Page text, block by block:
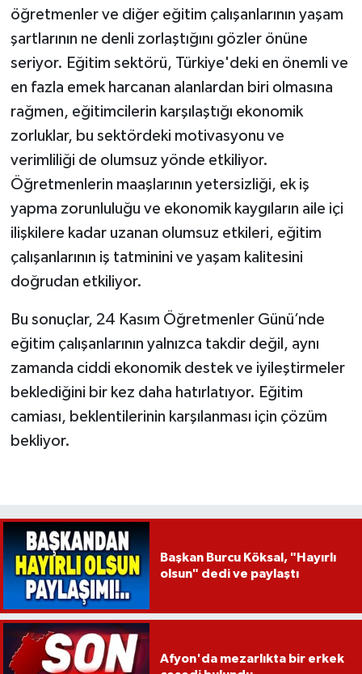
öğretmenler ve diğer eğitim çalışanlarının yaşam
şartlarının ne denli zorlaştığını gözler önüne
seriyor. Eğitim sektörü, Türkiye'deki en önemli ve
en fazla emek harcanan alanlardan biri olmasına
rağmen, eğitimcilerin karşılaştığı ekonomik
zorluklar, bu sektördeki motivasyonu ve
verimliliği de olumsuz yönde etkiliyor.
Öğretmenlerin maaşlarının yetersizliği, ek iş
yapma zorunluluğu ve ekonomik kaygıların aile içi
ilişkilere kadar uzanan olumsuz etkileri, eğitim
çalışanlarının iş tatminini ve yaşam kalitesini
doğrudan etkiliyor.
Bu sonuçlar, 24 Kasım Öğretmenler Günü’nde
eğitim çalışanlarının yalnızca takdir değil, aynı
zamanda ciddi ekonomik destek ve iyileştirmeler
beklediğini bir kez daha hatırlatıyor. Eğitim
camiası, beklentilerinin karşılanması için çözüm
bekliyor.
Başkan Burcu Köksal, "Hayırlı
olsun" dedi ve paylaştı
Afyon'da mezarlıkta bir erkek